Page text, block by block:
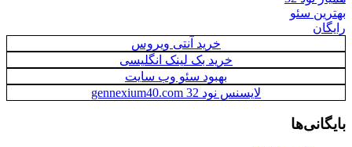
بهترین سئو
رایگان
خرید آنتی ویروس
خرید بک لینک انگلیسی
بهبود سئو وب سایت
لایسنس نود 32 gennexium40.com
بایگانی‌ها